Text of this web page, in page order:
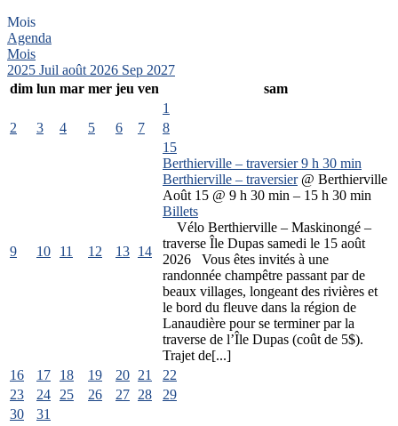
Mois
Agenda
Mois
2025 Juil août 2026 Sep 2027
dim lun mar mer jeu ven
sam
1
2
3 4 5 6 7 8
9 10 11 12 13 14
15
Berthierville – traversier9 h 30 min
Berthierville – traversier @ Berthierville
Août 15 @ 9 h 30 min – 15 h 30 min
Billets
Vélo Berthierville – Maskinongé –
traverse Île Dupas samedi le 15 août
2026 Vous êtes invités à une
randonnée champêtre passant par de
beaux villages, longeant des rivières et
le bord du fleuve dans la région de
Lanaudière pour se terminer par la
traverse de l’Île Dupas (coût de 5$).
Trajet de[...]
16
17 18 19 20 21
22
23
24 25 26 27 28
29
30
31